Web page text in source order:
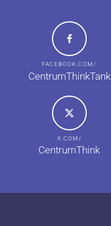
FACEBOOK.COM/
CentrumThinkTank
X.COM/
CentrumThink